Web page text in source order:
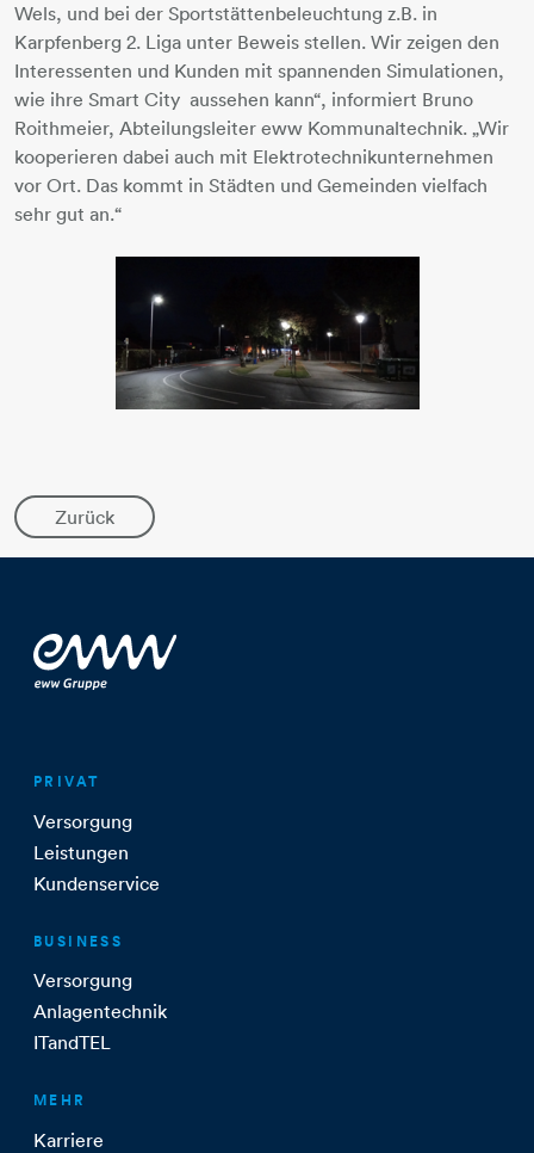
Wels, und bei der Sportstättenbeleuchtung z.B. in
Karpfenberg 2. Liga unter Beweis stellen. Wir zeigen den
Interessenten und Kunden mit spannenden Simulationen,
wie ihre Smart City aussehen kann“, informiert Bruno
Roithmeier, Abteilungsleiter eww Kommunaltechnik. „Wir
kooperieren dabei auch mit Elektrotechnikunternehmen
vor Ort. Das kommt in Städten und Gemeinden vielfach
sehr gut an.“
Zurück
PRIVAT
Versorgung
Leistungen
Kundenservice
BUSINESS
Versorgung
Anlagentechnik
ITandTEL
MEHR
Karriere